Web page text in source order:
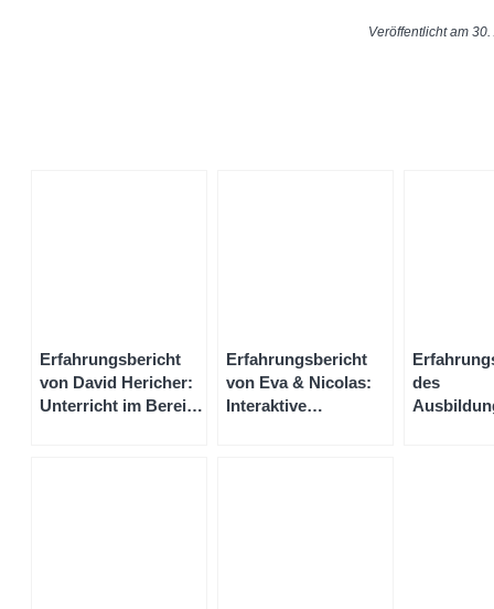
Veröffentlicht am
Erfahrungsbericht
von David Hericher:
Unterricht im Bereich
Erfahrungsbericht
von Eva & Nicolas:
Interaktive
des